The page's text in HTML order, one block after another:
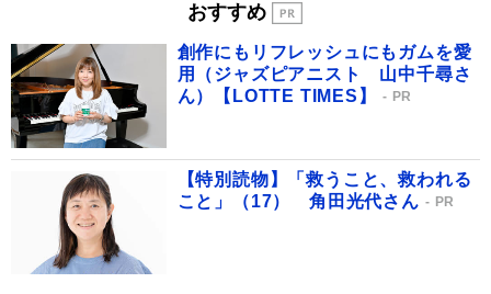
おすすめ
創作にもリフレッシュにもガムを愛
用（ジャズピアニスト 山中千尋さ
ん）【LOTTE TIMES】
PR
【特別読物】「救うこと、救われる
こと」（17） 角田光代さん
PR